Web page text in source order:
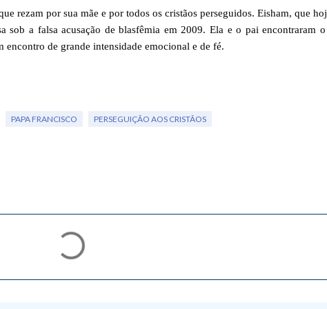
rezam por sua mãe e por todos os cristãos perseguidos. Eisham, que
sob a falsa acusação de blasfêmia em 2009. Ela e o pai encontraram o
de grande intensidade emocional e de fé.
PAPA FRANCISCO PERSEGUIÇÃO AOS CRISTÃOS